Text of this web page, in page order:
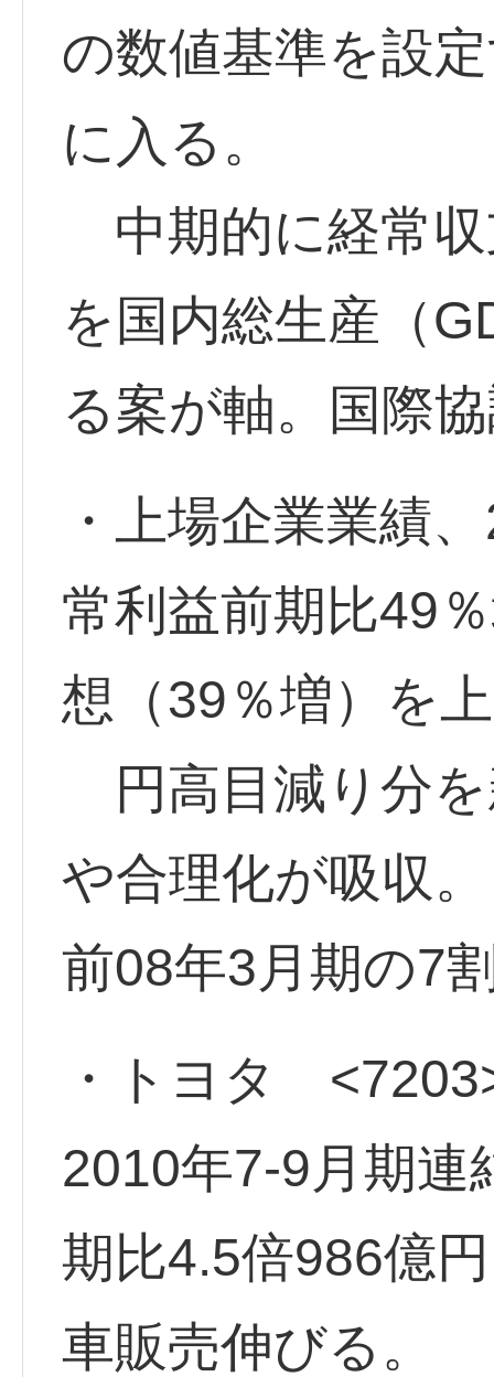
の数値基準を設
に入る。
中期的に経常
を国内総生産（
る案が軸。国際
・上場企業業績
常利益前期比49
想（39％増）を
円高目減り分を
や合理化が吸収
前08年3月期の7
・トヨタ
2010年7-9月期連
期比4.5倍986億
車販売伸びる。